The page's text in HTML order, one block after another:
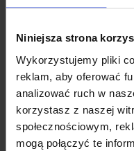
Niniejsza strona
Wykorzystujemy pliki
reklam, aby oferować
analizować ruch w
korzystasz z naszej
społecznościowym,
mogą połączyć te
Pon Wt Śr
27
28 29
5